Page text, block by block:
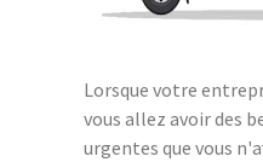
Lorsque votre
vous allez avoir des
urgentes que vous